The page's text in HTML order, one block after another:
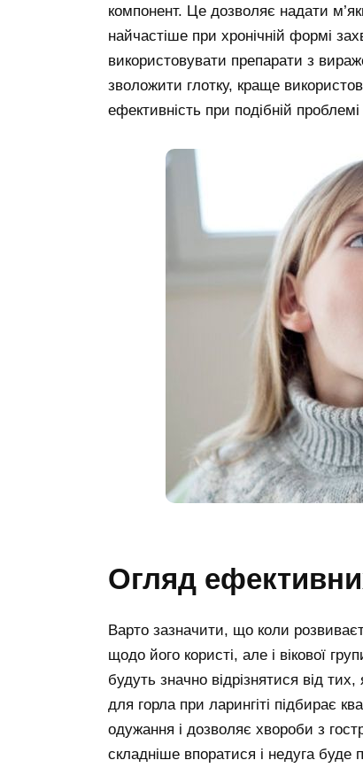
компонент. Це дозволяє надати
найчастіше при хронічній формі
використовувати препарати з
зволожити глотку, краще
ефективність при подібній
Огляд
Варто зазначити, що коли
щодо його користі, але і вікової
будуть значно відрізнятися від
для горла при ларингіті підбирає
одужання і дозволяє хвороби з
складніше впоратися і недуга буде